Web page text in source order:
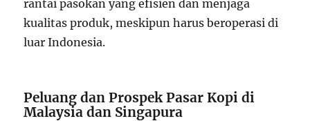
rantai pasokan yang efisien dan menjaga
kualitas produk, meskipun harus beroperasi di
luar Indonesia.
Peluang dan Prospek Pasar Kopi di
Malaysia dan Singapura